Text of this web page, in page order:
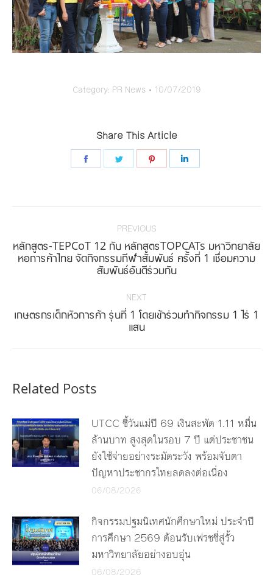
Category: PR News 10/07/2019
Share This Article
Share
Share
Share
PREVIOUS
Previous
post:
หลักสูตร-TEPCoT 12 กับ หลักสูตรTOPCATs มหาวิทยาลัย
หอการค้าไทย จัดกิจกรรมกีฬาสัมพันธ์ ครั้งที่ 1 เชื่อมความ
สัมพันธ์อันดีร่วมกัน
NEXT
Next
post:
เกษตรกรเด็กหัวการค้า รุ่นที่ 1 โดยเข้าร่วมทำกิจกรรม 1 ไร่ 1
แสน
Related Posts
UTCC ชี้วันแม่ปี 69 เงินสะพัด 1.11 หมื่น
ล้านบาท สูงสุดในรอบ 7 ปี แต่ประชาชน
ยังใช้จ่ายอย่างระมัดระวัง พร้อมจับตา
ปัญหาประชากรไทยลดลงต่อเนื่อง
06/08/2026
กิจกรรมปฐมนิเทศนักศึกษาใหม่ ประจำปี
การศึกษา 2569 ต้อนรับเฟรชชี่สู่รั้ว
มหาวิทยาลัยอย่างอบอุ่น
06/08/2026